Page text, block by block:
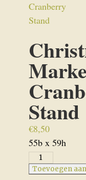
Stand
€8,50
55b x 59h
Christmas
Market
Toevoegen